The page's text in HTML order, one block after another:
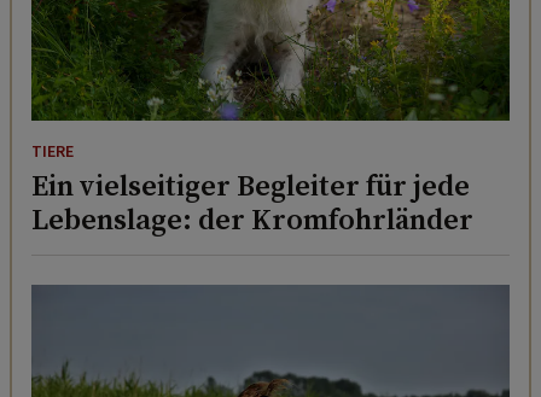
TIERE
Ein vielseitiger Begleiter für jede
Lebenslage: der Kromfohrländer